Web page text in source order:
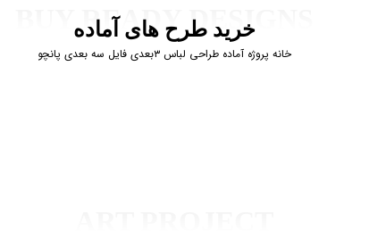
BUY READY DESIGNS
خرید طرح های آماده
خانه پروژه آماده طراحی لباس ۳بعدی فایل سه بعدی پانچو